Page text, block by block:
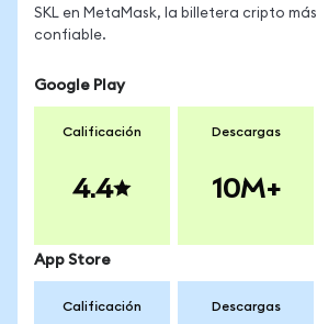
SKL en MetaMask, la billetera cripto más
confiable.
Google Play
Calificación
4.4
Descargas
10M+
App Store
Calificación Descargas